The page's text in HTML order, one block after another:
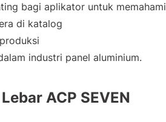
bagi aplikator untuk
di katalog
industri panel aluminium.
ACP SEVEN